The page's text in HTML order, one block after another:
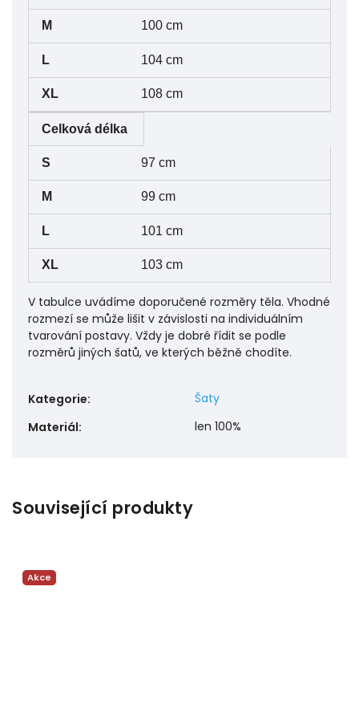
100 cm
104 cm
108 cm
Celková délka
97 cm
99 cm
101 cm
103 cm
V tabulce uvádíme doporučené rozměry těla. Vhodné
rozmezí se může lišit v závislosti na individuálním
tvarování postavy. Vždy je dobré řídit se podle
rozměrů jiných šatů, ve kterých běžně chodíte.
Kategorie:
Šaty
Materiál: len 100%
Související produkty
Akce